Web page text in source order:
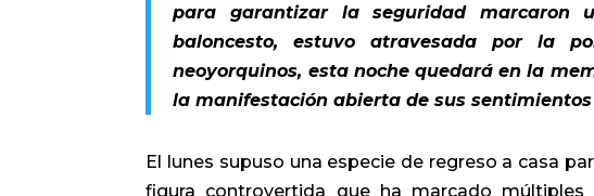
para garantizar la seguridad marcaron
baloncesto, estuvo atravesada por la
neoyorquinos, esta noche quedará en la
la manifestación abierta de sus
El lunes supuso una especie de regreso a casa
figura controvertida que ha marcado